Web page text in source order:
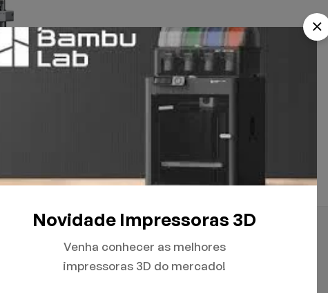
PÁGINAS
Novidade Impressoras 3D
Venha conhecer as melhores
impressoras 3D do mercado!